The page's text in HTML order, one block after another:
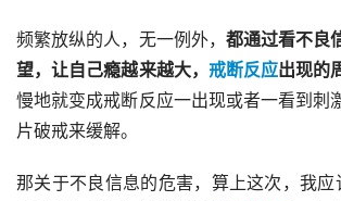
频繁放纵的人，无一例外， 都通过看不良
望，让自己瘾越来越大， 戒断反应出现的
慢地就变成戒断反应一出现或者一看到刺
片破戒来缓解。
那关于不良信息的危害，算上这次，我应